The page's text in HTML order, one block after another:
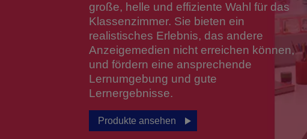
große, helle und effiziente Wahl für das
Klassenzimmer. Sie bieten ein
realistisches Erlebnis, das andere
Anzeigemedien nicht erreichen können,
und fördern eine ansprechende
Lernumgebung und gute
Lernergebnisse.
Produkte ansehen